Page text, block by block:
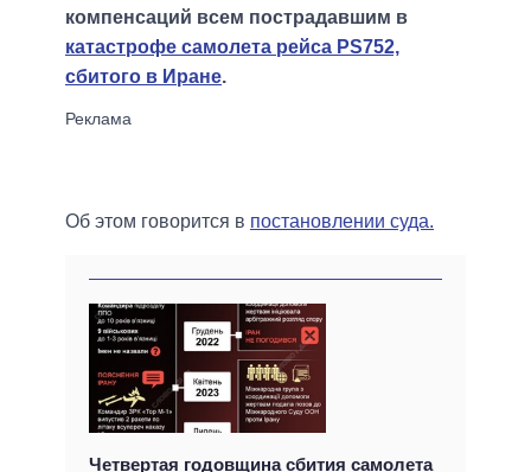
компенсаций всем пострадавшим в
катастрофе самолета рейса PS752,
сбитого в Иране.
Об этом говорится в постановлении суда.
Четвертая годовщина сбития самолета